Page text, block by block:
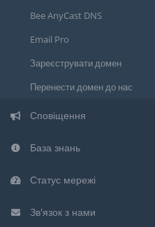
Bee AnyCast DNS
Email Pro
Зареєструвати домен
Перенести домен до нас
Сповіщення
База знань
Статус мережі
Зв'язок з нами